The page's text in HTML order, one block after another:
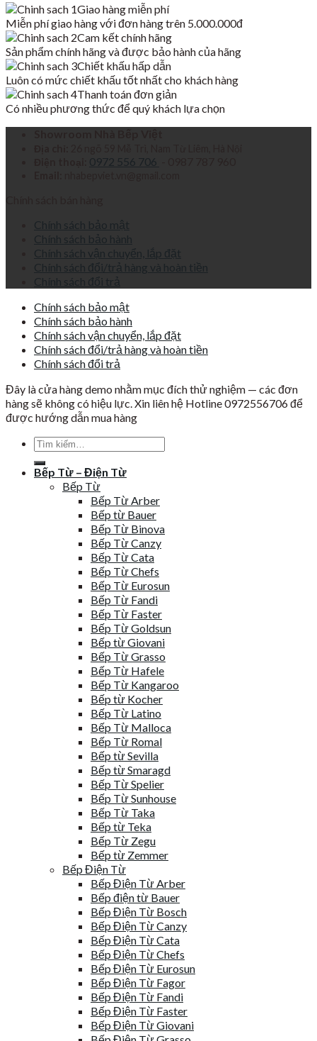
là:
10,890,000₫.
tại
là:
5,200,000₫.
Giao hàng miễn phí
Miễn phí giao hàng với đơn hàng trên 5.000.000đ
Cam kết chính hãng
Sản phẩm chính hãng và được bảo hành của hãng
Chiết khấu hấp dẫn
Luôn có mức chiết khấu tốt nhất cho khách hàng
Thanh toán đơn giản
Có nhiều phương thức để quý khách lựa chọn
0972 556 706
Chính sách bảo mật
Chính sách bảo hành
Chính sách vận chuyển, lắp đặt
Chính sách đổi/trả hàng và hoàn tiền
Chính sách đổi trả
Chính sách bảo mật
Chính sách bảo hành
Chính sách vận chuyển, lắp đặt
Chính sách đổi/trả hàng và hoàn tiền
Chính sách đổi trả
Đây là cửa hàng demo nhằm mục đích thử nghiệm — các đơn
hàng sẽ không có hiệu lực. Xin liên hệ Hotline 0972556706 để
được hướng dẫn mua hàng
Tìm
kiếm:
Bếp Từ – Điện Từ
Bếp Từ
Bếp Từ Arber
Bếp từ Bauer
Bếp Từ Binova
Bếp Từ Canzy
Bếp Từ Cata
Bếp Từ Chefs
Bếp Từ Eurosun
Bếp Từ Fandi
Bếp Từ Faster
Bếp Từ Goldsun
Bếp từ Giovani
Bếp Từ Grasso
Bếp Từ Hafele
Bếp Từ Kangaroo
Bếp từ Kocher
Bếp Từ Latino
Bếp Từ Malloca
Bếp Từ Romal
Bếp từ Sevilla
Bếp từ Smaragd
Bếp Từ Spelier
Bếp Từ Sunhouse
Bếp Từ Taka
Bếp từ Teka
Bếp Từ Zegu
Bếp từ Zemmer
Bếp Điện Từ
Bếp Điện Từ Arber
Bếp điện từ Bauer
Bếp Điện Từ Bosch
Bếp Điện Từ Canzy
Bếp Điện Từ Cata
Bếp Điện Từ Chefs
Bếp Điện Từ Eurosun
Bếp Điện Từ Fagor
Bếp Điện Từ Fandi
Bếp Điện Từ Faster
Bếp Điện Từ Giovani